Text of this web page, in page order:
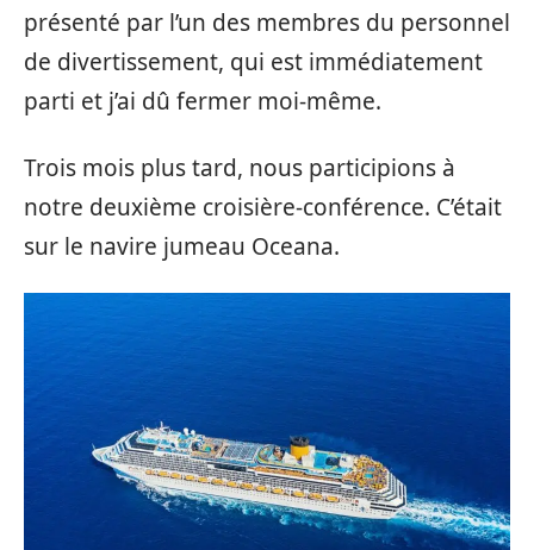
présenté par l’un des membres du personnel
de divertissement, qui est immédiatement
parti et j’ai dû fermer moi-même.
Trois mois plus tard, nous participions à
notre deuxième croisière-conférence. C’était
sur le navire jumeau Oceana.